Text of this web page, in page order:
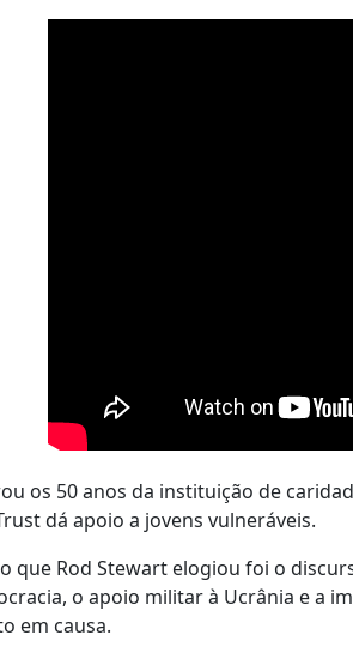
os 50 anos da instituição de
dá apoio a jovens vulneráveis.
que Rod Stewart elogiou foi o
o apoio militar à Ucrânia e a
em causa.